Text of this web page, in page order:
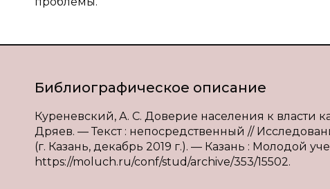
Библиографическое описание
Куреневский, А. С. Доверие населения к власти
Дряев. — Текст : непосредственный //
(г. Казань, декабрь 2019 г.). — Казань : Молодой
https://moluch.ru/conf/stud/archive/353/15502.